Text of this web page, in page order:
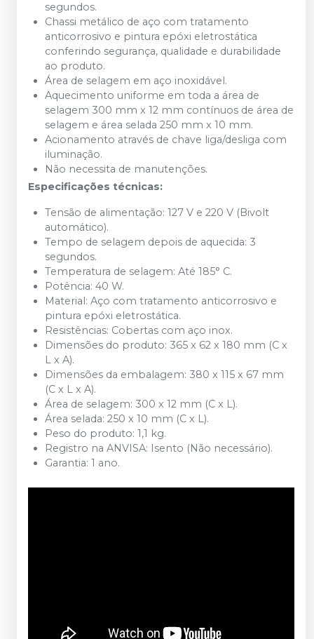
segundos.
Chassi metálico de aço com tratamento
anticorrosivo e pintura epóxi eletrostática
conferindo segurança, qualidade e durabilidade
ao produto.
Área de selagem em aço inoxidável.
Aquecimento uniforme em toda a área de
selagem 300 mm x 12 mm contínuos de área de
selagem e área selada 250 mm x 10 mm.
Acionamento através de chave liga/desliga com
iluminação.
Não necessita de manutenções.
Especificações técnicas:
Tensão de alimentação: 127 V e 220 V (Bivolt
automático).
Tempo de selagem depois de aquecida: 3
segundos.
Temperatura de selagem: Até 185° C.
Potência: 40 W.
Material: Aço com tratamento anticorrosivo e
pintura epóxi eletrostática.
Resistências: Cobertas com aço inox.
Dimensões do produto: 365 x 62 x 180 mm (C x
L x A).
Dimensões da embalagem: 380 x 115 x 67 mm
(C x L x A).
Área de selagem: 300 x 12 mm (C x L).
Área selada: 250 x 10 mm (C x L).
Peso do produto: 1,1 kg.
Registro na ANVISA: Isento (Não necessário).
Garantia: 1 ano.